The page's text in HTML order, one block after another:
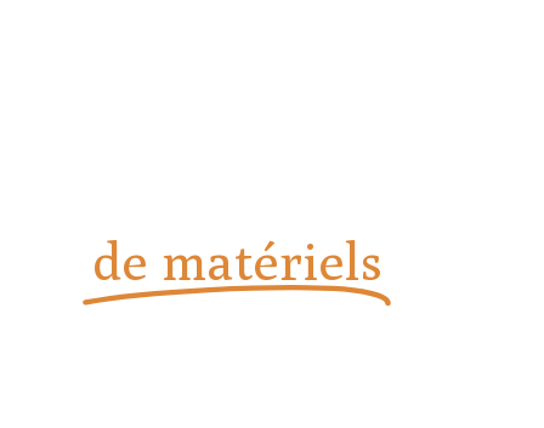
de matériels
boulangerie et